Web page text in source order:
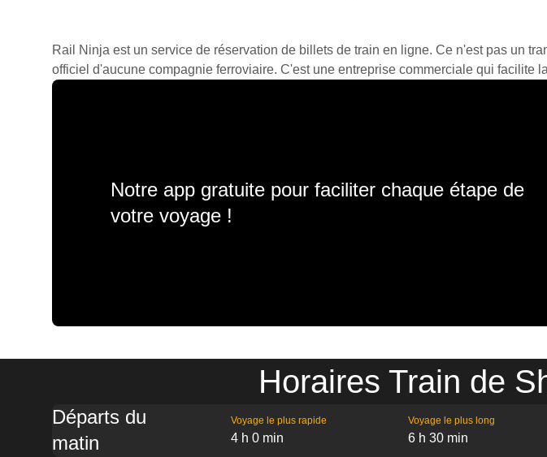
Rail Ninja est un service de réservation de billets de train en ligne. Ce n'est pas un
officiel d'aucune compagnie ferroviaire. C'est une entreprise commerciale qui facilite
Notre app gratuite pour faciliter chaque étape de
votre voyage !
Horaires Train de
Départs du
matin
Voyage le plus rapide
4 h 0 min
Voyage le plus long
6 h 30 min